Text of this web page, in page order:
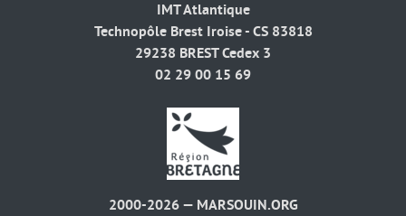
IMT Atlantique
Technopôle Brest Iroise - CS 83818
29238 BREST Cedex 3
02 29 00 15 69
2000-2026 — MARSOUIN.ORG